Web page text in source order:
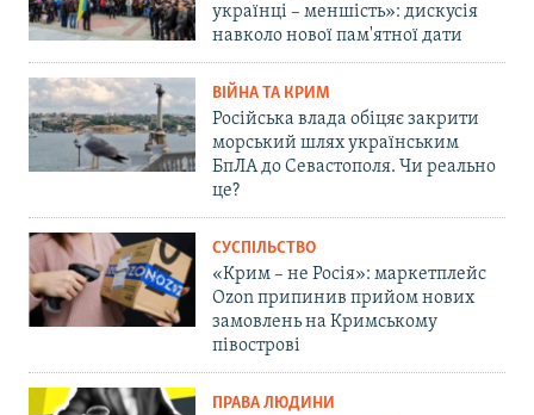
українці – меншість»: дискусія
навколо нової пам'ятної дати
ВІЙНА ТА КРИМ
Російська влада обіцяє закрити
морський шлях українським
БпЛА до Севастополя. Чи реально
це?
СУСПІЛЬСТВО
«Крим – не Росія»: маркетплейс
Ozon припинив прийом нових
замовлень на Кримському
півострові
ПРАВА ЛЮДИНИ